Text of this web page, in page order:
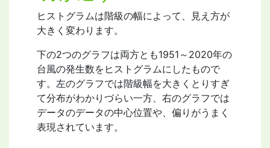
ヒストグラムは階級の幅によって、見え方が
大きく変わります。
下の2つのグラフは両方とも1951～2020年の
台風の発生数をヒストグラムにしたもので
す。左のグラフでは階級幅を大きくとりすぎ
て分布がわかりづらい一方、右のグラフでは
データのデータの中心位置や、偏りがうまく
表現されています。